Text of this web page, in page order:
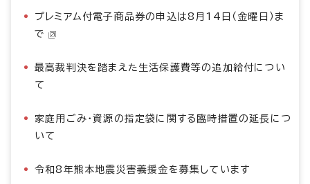
プレミアム付電子商品券の申込は8月14日（金曜日）ま
で
最高裁判決を踏まえた生活保護費等の追加給付につい
て
家庭用ごみ・資源の指定袋に関する臨時措置の延長につ
いて
令和8年熊本地震災害義援金を募集しています